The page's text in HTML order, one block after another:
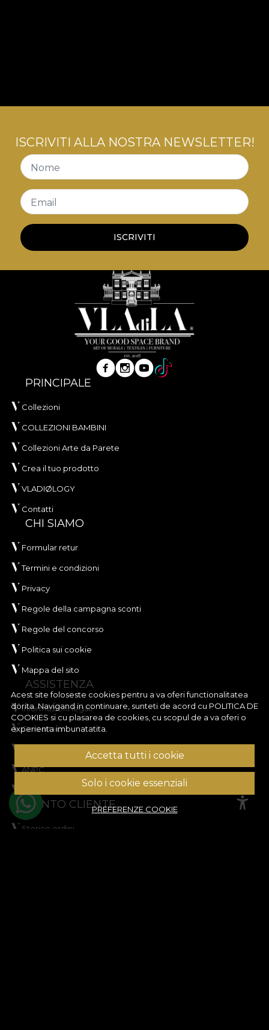
Acest site foloseste cookies pentru a va oferi functionalitatea
dorita. Navigand in continuare, sunteti de acord cu POLITICA DE
COOKIES si cu plasarea de cookies, cu scopul de a va oferi o
experienta imbunatatita.
Accetta tutti i cookie
Solo i cookie essenziali
PREFERENZE COOKIE
ISCRIVITI ALLA NOSTRA NEWSLETTER!
Nome
Email
ISCRIVITI
PRINCIPALE
Collezioni
COLLEZIONI BAMBINI
Collezioni Arte da Parete
Crea il tuo prodotto
VLADIØLOGY
Contatti
CHI SIAMO
Formular retur
Termini e condizioni
Privacy
Regole della campagna sconti
Regole del concorso
Politica sui cookie
Mappa del sito
ASSISTENZA
Informazioni legali
Contattaci
ANPC
Risoluzione delle controversie
CONTO CLIENTE
Storico ordini